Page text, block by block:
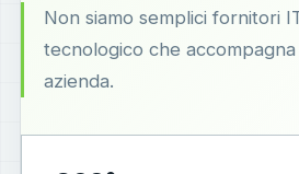
Non siamo semplici fornitori
tecnologico che
azienda.